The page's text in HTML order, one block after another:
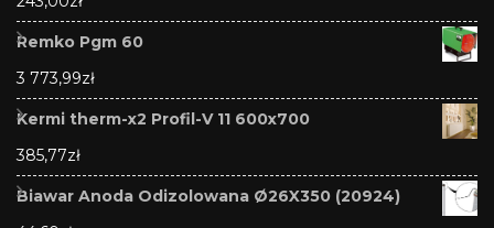
Remko Pgm 60
3 773,99zł
Kermi therm-x2 Profil-V 11 600x700
385,77zł
Biawar Anoda Odizolowana Ø26X350 (20924)